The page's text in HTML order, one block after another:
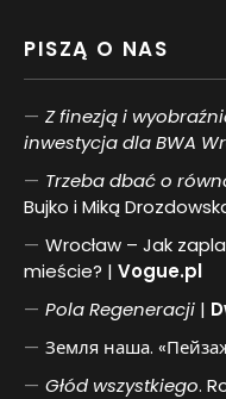
PISZĄ O NAS
Z finezją i
inwestycja dla BWA
Trzeba dbać o
Bujko i Miką
Wrocław – Jak
mieście? | Vogue.pl
PolaRegeneracji |
Земля наша.
Głód wszystkiego.